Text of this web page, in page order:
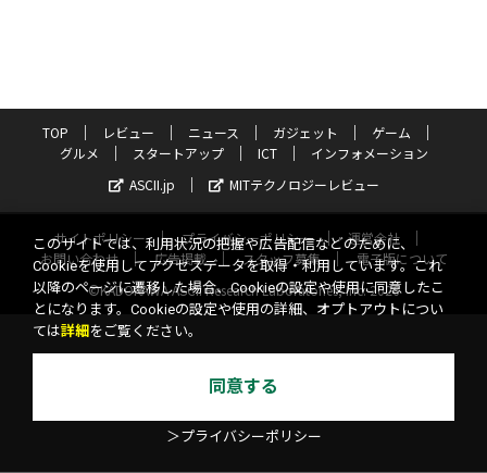
TOP レビュー ニュース ガジェット
ゲーム
グルメ
スタートアップ ICT
インフォメーション
ASCII.jp
MITテクノロジーレビュー
サイトポリシー プライバシーポリシー
運営会社
お問い合わせ
広告掲載 スタッフ募集
電子版について
©KADOKAWA ASCII Research Laboratories, Inc. 2026
このサイトでは、利用状況の把握や広告配信などのために、
Cookieを使用してアクセスデータを取得・利用しています。これ
以降のページに遷移した場合、Cookieの設定や使用に同意したこ
とになります。Cookieの設定や使用の詳細、オプトアウトについ
ては詳細 をご覧ください。
同意する
＞プライバシーポリシー